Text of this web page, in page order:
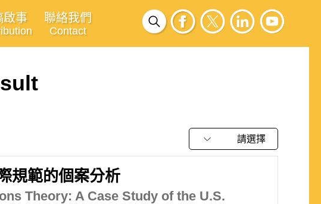
啟事 聯絡我們
Contact
請選擇
規範的個案分析
Theory: A Case Study of the U.S.